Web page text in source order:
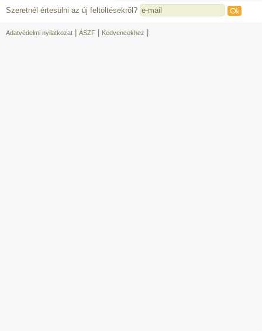
Szeretnél értesülni az új feltöltésekrõl?
Adatvédelmi nyilatkozat ÁSZF Kedvencekhez